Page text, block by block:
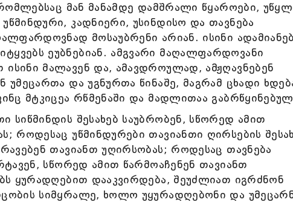
რომლებსაც მან მანამდე დამშრალი წყაროები,
კადნიერი, უსინდისო და თავნება
მოსაუბრენი არიან. ისინი
ეუბნებიან. ამგვარი მაღალფარდოვანი
მალავენ და, ამავდროულად, ამჟღავნებენ
უმეცართა და უგნურთა წინაშე, მაგრამ ცხადი
მტკიცეა რწმენაში და მადლითაა
სიწმინდის შესახებ საუბრობენ, სწორედ ამით
როდესაც უწმინდურები თავიანთი ღირსების
თავიანთ უღირსობას; როდესაც თავნება
სწორედ ამით წარმოაჩენენ თავიანთ
ყურადღებით დააკვირდება, შეუძლიათ იგრძნონ
სიმყრალე, ხოლო უყურადღებონი და